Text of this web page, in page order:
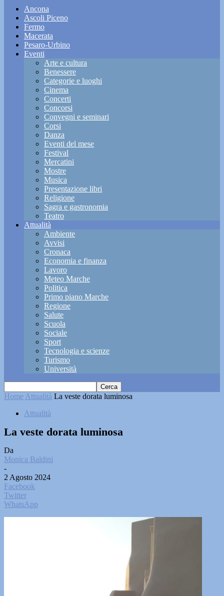
Ancona
Ascoli Piceno
Fermo
Macerata
Pesaro-Urbino
Eventi
Arte e cultura
Benessere
Categorie e luoghi
Cinema
Concerti
Concorsi
Convegni e seminari
Corsi
Danza
Eventi del mese
Festival
Mercatini
Mostre
Musica
Presentazione libri
Religione
Sagra e gastronomia
Teatro
Attualità
Ambiente
Avvisi
Cronaca
Economia e finanza
Lavoro
Meteo Marche
Politica
Primo piano Marche
Regione
Salute
Scuola
Sociale
Sport
Tecnologia e scienze
Turismo
Università
Home Attualità La veste dorata luminosa
Attualità
La veste dorata luminosa
Da
Monica Baldini
-
2 Agosto 2024
Facebook
Twitter
WhatsApp